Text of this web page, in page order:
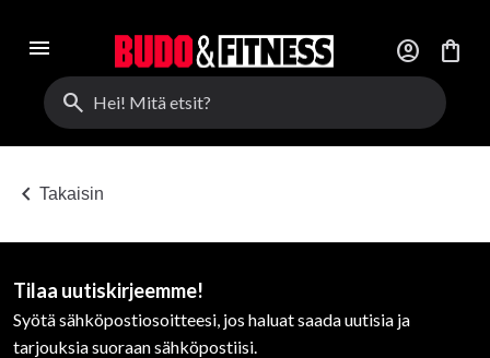
menu account_circle
shopping_bag
search
chevron_left Takaisin
Tilaa uutiskirjeemme!
Syötä sähköpostiosoitteesi, jos haluat saada uutisia ja
tarjouksia suoraan sähköpostiisi.